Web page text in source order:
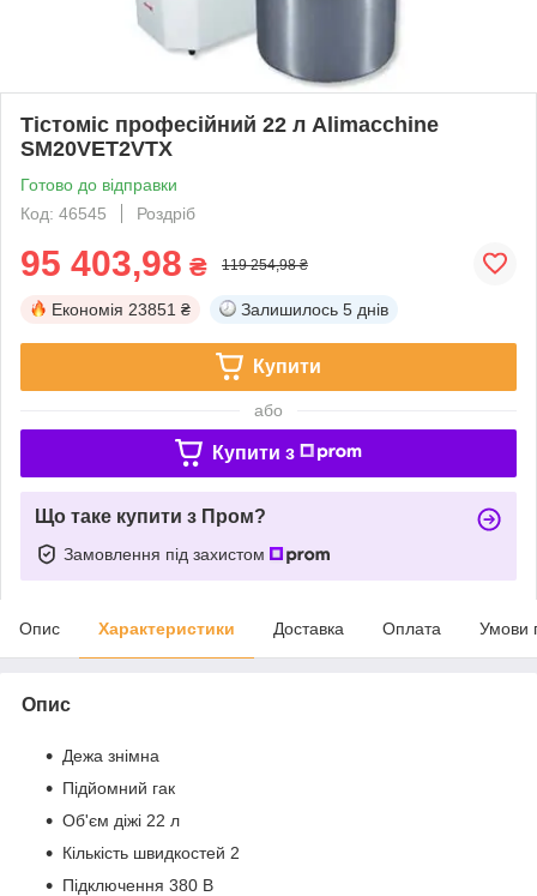
Тістоміс професійний 22 л Alimacchine
SM20VET2VTX
Готово до відправки
Код: 46545
Роздріб
95 403,98 ₴ 119 254,98 ₴
Економія 23851 ₴ Залишилось 5 днів
Купити
або
Купити з
Що таке купити з Пром?
Замовлення під захистом
Опис Характеристики Доставка Оплата Умови
Опис
Дежа знімна
Підйомний гак
Об'єм діжі 22 л
Кількість швидкостей 2
Підключення 380 В